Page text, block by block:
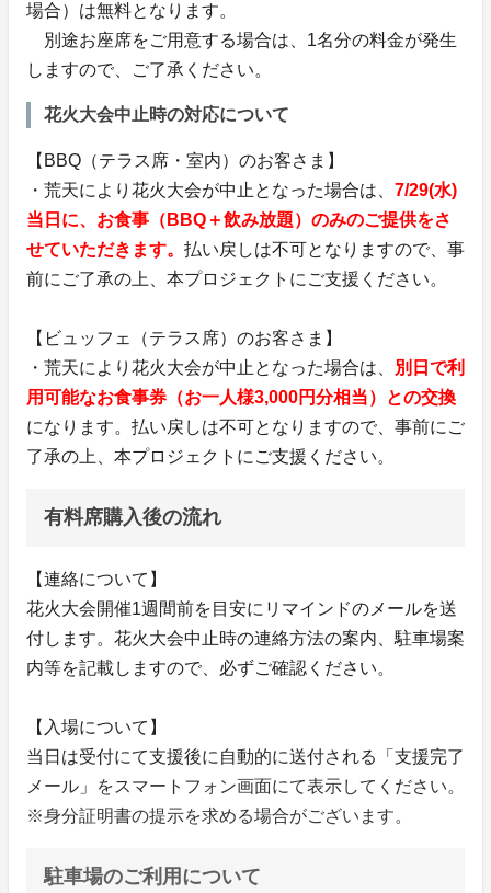
場合）は無料となります。
別途お座席をご用意する場合は、1名分の料金が発生
しますので、ご了承ください。
花火大会中止時の対応について
【BBQ（テラス席・室内）のお客さま】
・荒天により花火大会が中止となった場合は、 7/29(水)
当日に、お食事（BBQ＋飲み放題）のみのご提供をさ
せていただきます。 払い戻しは不可となりますので、事
前にご了承の上、本プロジェクトにご支援ください。
【ビュッフェ（テラス席）のお客さま】
・荒天により花火大会が中止となった場合は、
別日で利
用可能なお食事券（お一人様3,000円分相当）との交換
になります。払い戻しは不可となりますので、事前にご
了承の上、本プロジェクトにご支援ください。
有料席購入後の流れ
【連絡について】
花火大会開催1週間前を目安にリマインドのメールを送
付します。花火大会中止時の連絡方法の案内、駐車場案
内等を記載しますので、必ずご確認ください。
【入場について】
当日は受付にて支援後に自動的に送付される「支援完了
メール」をスマートフォン画面にて表示してください。
※身分証明書の提示を求める場合がございます。
駐車場のご利用について